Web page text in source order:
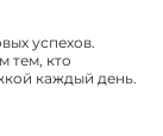
успехов.
тем, кто
каждый день.